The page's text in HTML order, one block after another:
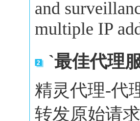
and
multiple IP
`最佳代理
精灵代理-代
转发原始请